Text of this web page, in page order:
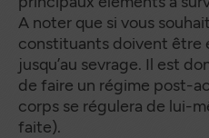
A noter que si vous
constituants doivent être
jusqu’au sevrage. Il est
de faire un régime post-
corps se régulera de lui-
faite).